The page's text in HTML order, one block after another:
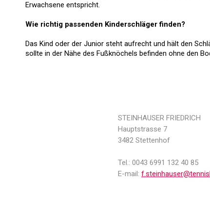
Erwachsene entspricht.
Wie richtig passenden Kinderschläger finden?
Das Kind oder der Junior steht aufrecht und hält den
sollte in der Nähe des Fußknöchels befinden ohne den
STEINHAUSER FRIEDRICH
Hauptstrasse 7
3482 Stettenhof
Tel.: 0043 6991 132 40 85
E-mail: